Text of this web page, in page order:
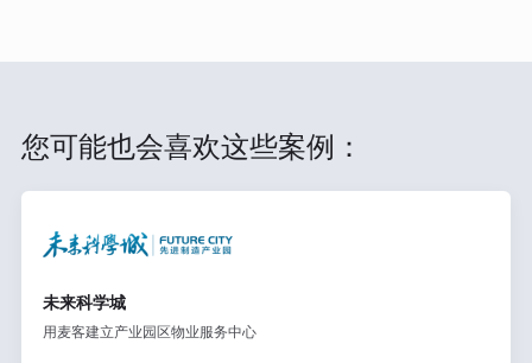
您可能也会喜欢这些案例：
未来科学城
用麦客建立产业园区物业服务中心